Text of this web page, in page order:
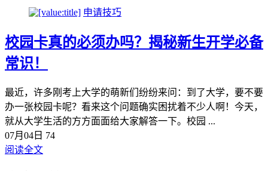
申请技巧
​校园卡真的必须办吗？揭秘新生开学必备
常识！
最近，许多刚考上大学的萌新们纷纷来问：到了大学，要不要
办一张校园卡呢？看来这个问题确实困扰着不少人啊！今天，
就从大学生活的方方面面给大家解答一下。校园 ...
07月04日 74
阅读全文